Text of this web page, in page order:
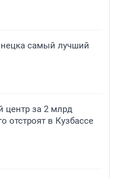
самый лучший
центр за 2 млрд
отстроят в Кузбассе